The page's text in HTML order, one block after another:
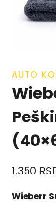
AUTO
1.350
Wieberr